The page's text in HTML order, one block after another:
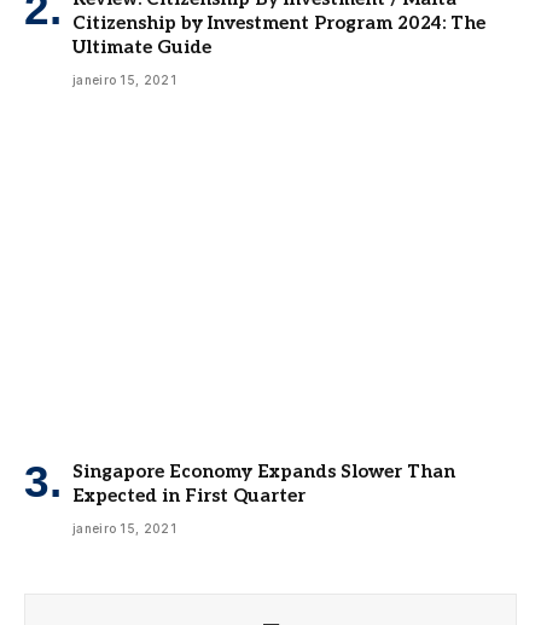
Citizenship by Investment Program 2024: The
Ultimate Guide
janeiro 15, 2021
Singapore Economy Expands Slower Than
Expected in First Quarter
janeiro 15, 2021